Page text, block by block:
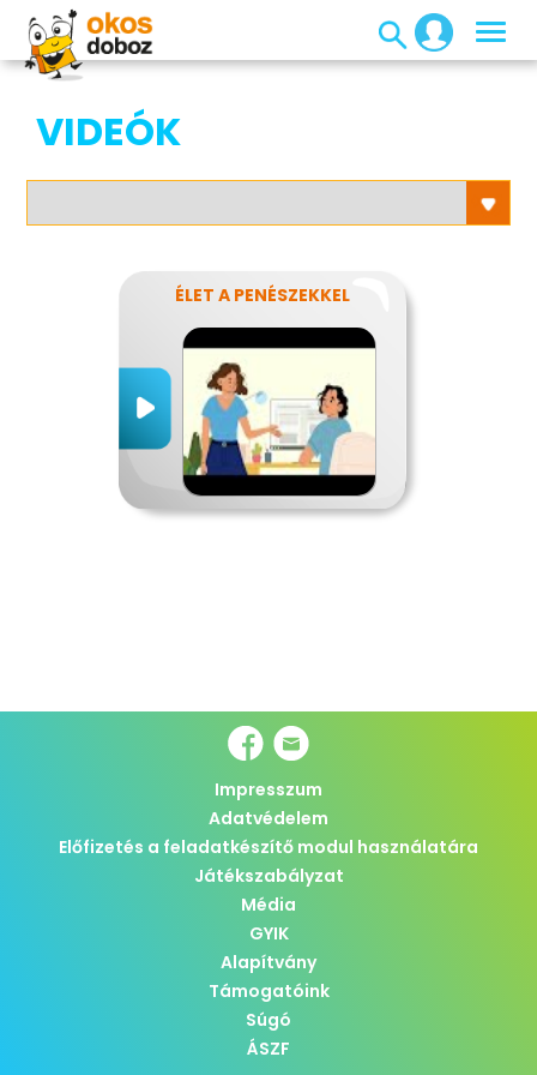
VIDEÓK
ÉLET A PENÉSZEKKEL
Impresszum
Adatvédelem
Előfizetés a feladatkészítő modul használatára
Játékszabályzat
Média
GYIK
Alapítvány
Támogatóink
Súgó
ÁSZF